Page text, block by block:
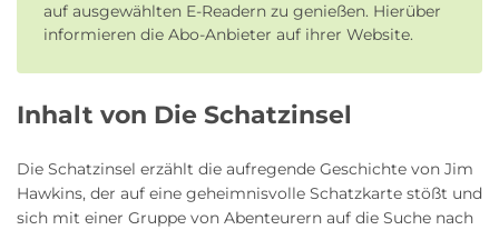
auf ausgewählten E-Readern zu genießen. Hierüber
informieren die Abo-Anbieter auf ihrer Website.
Inhalt von Die Schatzinsel
Die Schatzinsel erzählt die aufregende Geschichte von Jim
Hawkins, der auf eine geheimnisvolle Schatzkarte stößt und
sich mit einer Gruppe von Abenteurern auf die Suche nach